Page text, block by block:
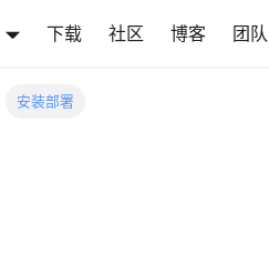
下载 社区 博客 团队
安装部署